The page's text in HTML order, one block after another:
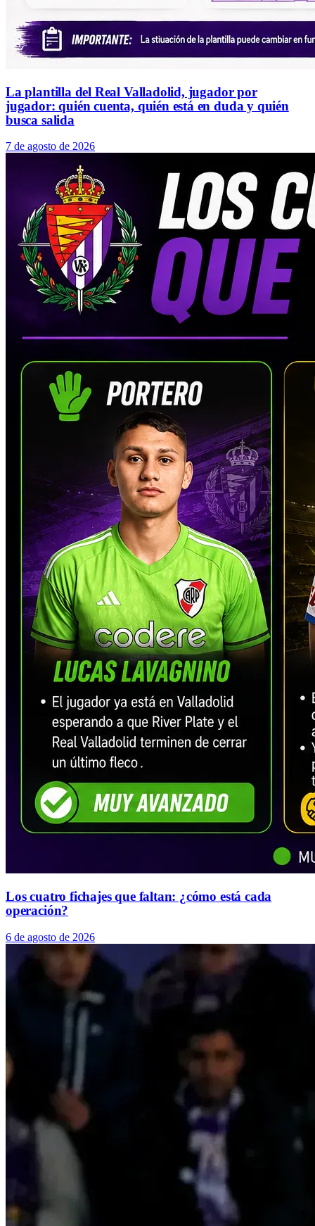
La plantilla del Real Valladolid, jugador por
jugador: quién cuenta, quién está en duda y quién
busca salida
7 de agosto de 2026
Los cuatro fichajes que faltan: ¿cómo está cada
operación?
6 de agosto de 2026